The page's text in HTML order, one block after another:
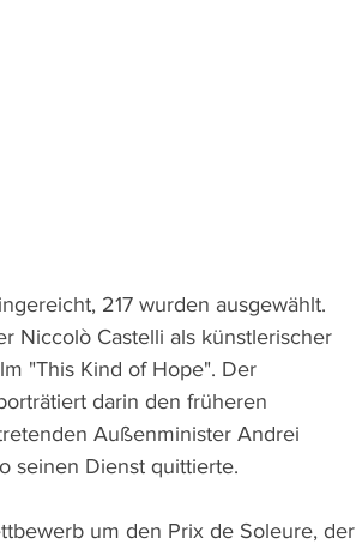
217 wurden ausgewählt.
Niccolò Castelli als künstlerischer
"This Kind of Hope". Der
darin den früheren
Außenminister Andrei
seinen Dienst quittierte.
um den Prix de Soleure, der